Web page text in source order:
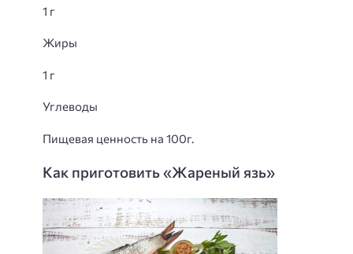
1 г
Жиры
1 г
Углеводы
Пищевая ценность на 100г.
Как приготовить «Жареный язь»